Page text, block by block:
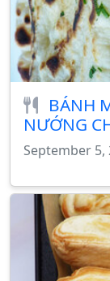
BÁNH
NƯỚNG
September 5,